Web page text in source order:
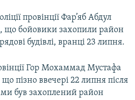
провінції Фар’яб Абдул
що бойовики захопили район
будівлі, вранці 23 липня.
Гор Мохаммад Мустафа
пізно ввечері 22 липня після
був захоплений район